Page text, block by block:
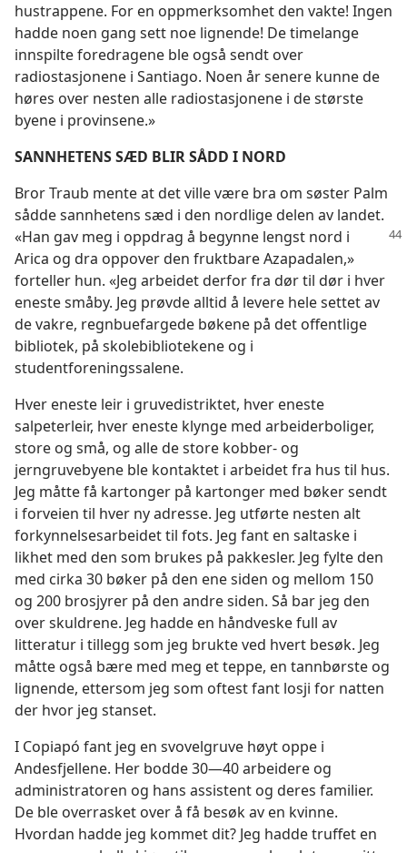
hustrappene. For en oppmerksomhet den vakte! Ingen
hadde noen gang sett noe lignende! De timelange
innspilte foredragene ble også sendt over
radiostasjonene i Santiago. Noen år senere kunne de
høres over nesten alle radiostasjonene i de største
byene i provinsene.»
SANNHETENS SÆD BLIR SÅDD I NORD
Bror Traub mente at det ville være bra om søster Palm
sådde sannhetens sæd i den nordlige delen av landet.
«Han gav meg i oppdrag å begynne lengst nord i
Arica og dra oppover den fruktbare Azapadalen,»
forteller hun. «Jeg arbeidet derfor fra dør til dør i hver
eneste småby. Jeg prøvde alltid å levere hele settet av
de vakre, regnbuefargede bøkene på det offentlige
bibliotek, på skolebibliotekene og i
studentforeningssalene.
Hver eneste leir i gruvedistriktet, hver eneste
salpeterleir, hver eneste klynge med arbeiderboliger,
store og små, og alle de store kobber- og
jerngruvebyene ble kontaktet i arbeidet fra hus til hus.
Jeg måtte få kartonger på kartonger med bøker sendt
i forveien til hver ny adresse. Jeg utførte nesten alt
forkynnelsesarbeidet til fots. Jeg fant en saltaske i
likhet med den som brukes på pakkesler. Jeg fylte den
med cirka 30 bøker på den ene siden og mellom 150
og 200 brosjyrer på den andre siden. Så bar jeg den
over skuldrene. Jeg hadde en håndveske full av
litteratur i tillegg som jeg brukte ved hvert besøk. Jeg
måtte også bære med meg et teppe, en tannbørste og
lignende, ettersom jeg som oftest fant losji for natten
der hvor jeg stanset.
I Copiapó fant jeg en svovelgruve høyt oppe i
Andesfjellene. Her bodde 30—40 arbeidere og
administratoren og hans assistent og deres familier.
De ble overrasket over å få besøk av en kvinne.
Hvordan hadde jeg kommet dit? Jeg hadde truffet en